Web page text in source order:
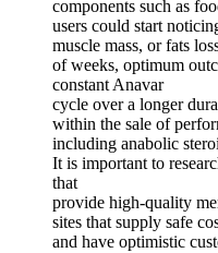
components such as
users could start
muscle mass, or fats
of weeks, optimum
constant Anavar
cycle over a longer
within the sale of
including anabolic
It is important to
that
provide high-quality
sites that supply safe
and have optimistic